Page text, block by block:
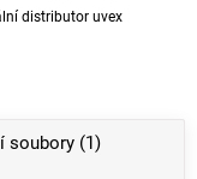
distributor uvex
soubory (1)